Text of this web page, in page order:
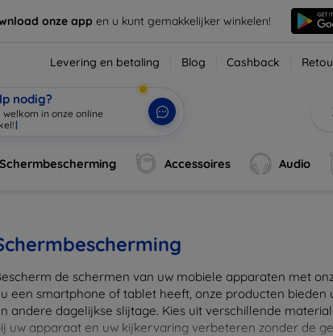
onze app en u kunt gemakkelijker winkelen!
Levering en betaling Blog Cashback
nodig?
welkom in onze online
|
Schermbescherming Accessoires Audio
de schermen van uw mobiele apparaten met
een smartphone of tablet heeft, onze producten
andere dagelijkse slijtage. Kies uit verschillende
uw apparaat en uw kijkervaring verbeteren zonder de